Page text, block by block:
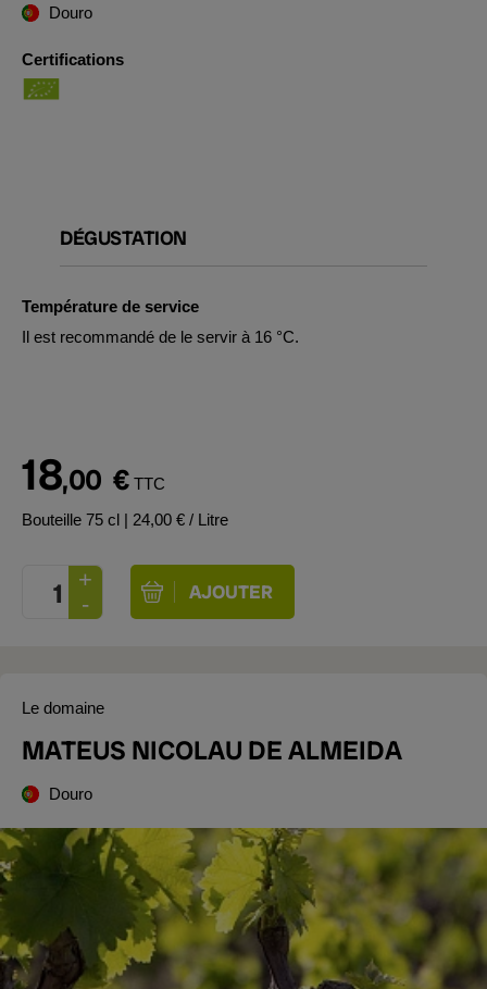
Douro
Certifications
DÉGUSTATION
Température de service
Il est recommandé de le servir à 16 °C.
18,00 € TTC
Bouteille 75 cl | 24,00 € / Litre
Le domaine
MATEUS NICOLAU DE ALMEIDA
Douro